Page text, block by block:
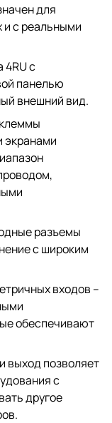
для
и с реальными
с
панелью
внешний вид.
экранами
разъемы
с широким
входов –
обеспечивают
выход позволяет
с
другое